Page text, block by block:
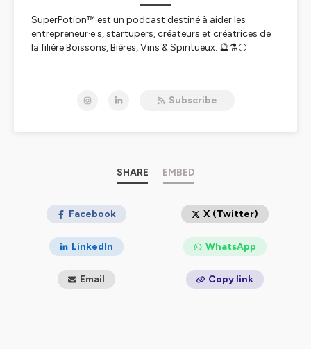
SuperPotion™ est un podcast destiné à aider les
entrepreneur·e·s, startupers, créateurs et créatrices de
la filière Boissons, Bières, Vins & Spiritueux. 🔮⚗️🌕
Plus de 160 packaging designs prêts à l’emploi pour
→ Site Internet :https://blackthornsdesign.com/
Hébergé par Ausha. Visitez
ausha.co/politique-de-
confidentialitepour plus d'informations.
Subscribe
SHARE EMBED
Facebook X (Twitter)
LinkedIn WhatsApp
Email Copy link